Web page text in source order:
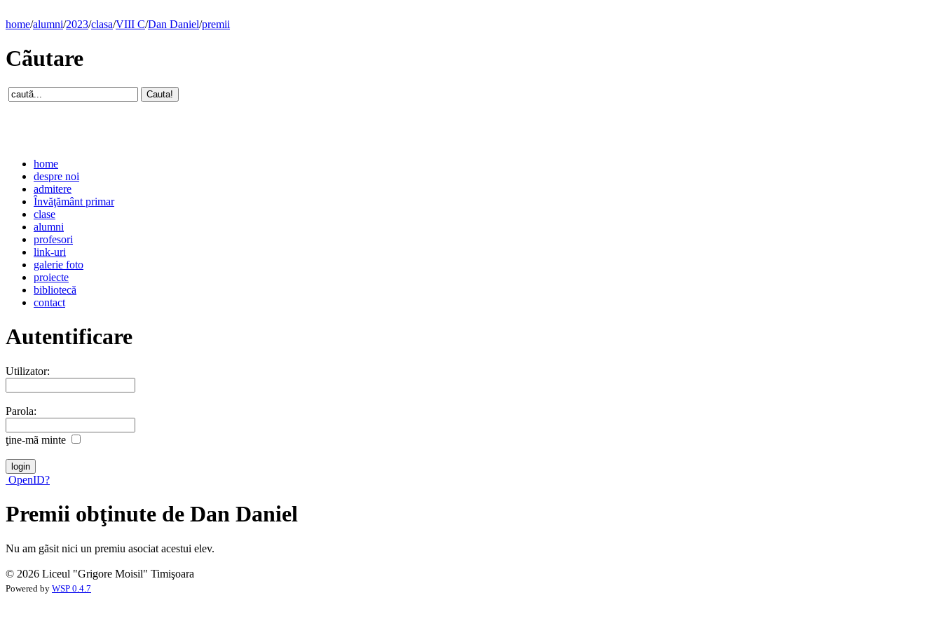
home/alumni/2023/clasa/VIII C/Dan Daniel/premii
Cãutare
home
despre noi
admitere
Învăţământ primar
clase
alumni
profesori
link-uri
galerie foto
proiecte
bibliotecă
contact
Autentificare
Utilizator:
Parola:
ţine-mã minte
OpenID?
Premii obţinute de Dan Daniel
Nu am gãsit nici un premiu asociat acestui elev.
© 2026 Liceul "Grigore Moisil" Timişoara
Powered by WSP 0.4.7